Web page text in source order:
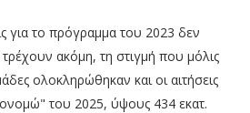
για το πρόγραµµα του 2023 δεν
ακόµη, τη στιγµή που µόλις
ολοκληρώθηκαν και οι αιτήσεις
του 2025, ύψους 434 εκατ.